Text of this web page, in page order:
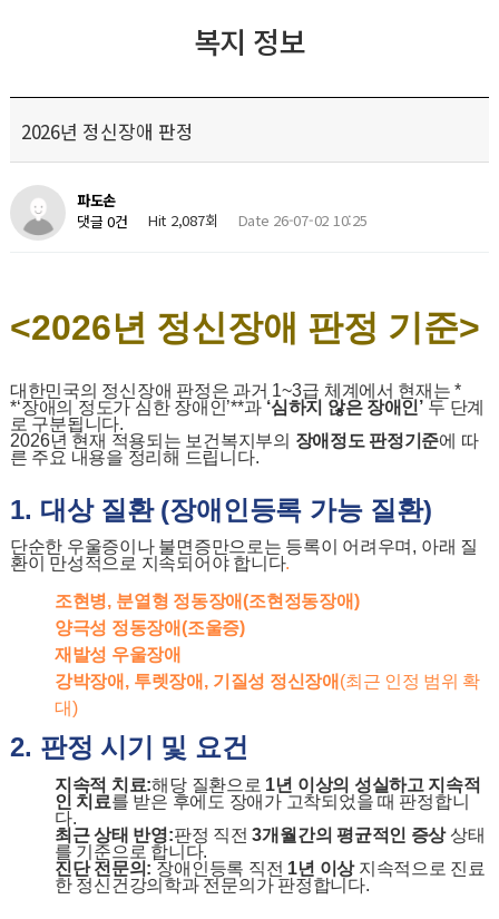
복지 정보
2026년 정신장애 판정
파도손
댓글 0건
Hit 2,087회 Date 26-07-02 10:25
<2026년 정신장애 판정 기준>
대한민국의 정신장애 판정은 과거 1~3급 체계에서 현재는*
*‘장애의 정도가 심한 장애인’**과 ‘심하지 않은 장애인’ 두 단계
로 구분됩니다.
2026년 현재 적용되는 보건복지부의 장애정도 판정기준에 따
른 주요 내용을 정리해 드립니다.
1. 대상 질환 (장애인등록 가능 질환)
단순한 우울증이나 불면증만으로는 등록이 어려우며 , 아래 질
환이 만성적으로 지속되어야 합니다.
조현병, 분열형 정동장애(조현정동장애)
양극성 정동장애(조울증)
재발성 우울장애
강박장애 , 투렛장애 , 기질성 정신장애 (최근 인정 범위 확
대)
2. 판정 시기 및 요건
지속적 치료:해당 질환으로 1년 이상의 성실하고 지속적
인 치료를 받은 후에도 장애가 고착되었을 때 판정합니
다.
최근 상태 반영:판정 직전3개월간의 평균적인 증상 상태
를 기준으로 합니다.
진단 전문의 : 장애인등록 직전 1년 이상 지속적으로 진료
한 정신건강의학과 전문의가 판정합니다.